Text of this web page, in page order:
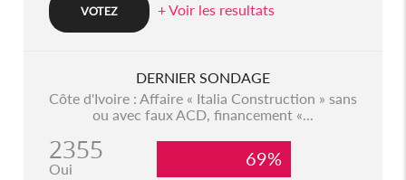
+ Voir les resultats
DERNIER SONDAGE
Côte d'Ivoire : Affaire « Italia Construction » sans
ou avec faux ACD, financement «...
2355
Oui 69%